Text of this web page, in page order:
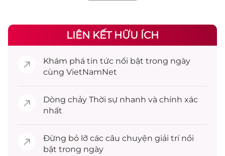
LIÊN KẾT HỮU ÍCH
Khám phá tin tức nổi bật trong ngày
cùng VietNamNet
Dòng chảy Thời sự nhanh và chính xác
nhất
Đừng bỏ lỡ các câu chuyện giải trínổi
bật trong ngày